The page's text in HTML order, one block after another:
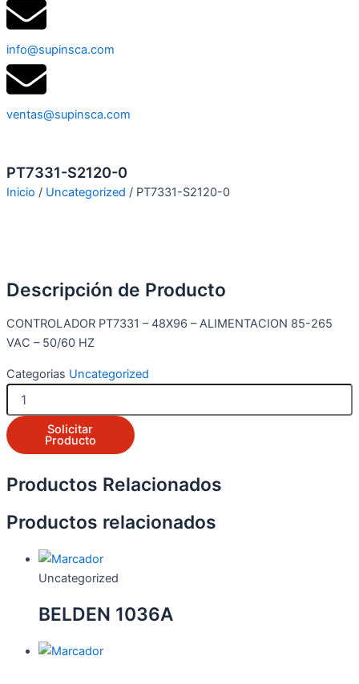
info@supinsca.com
ventas@supinsca.com
PT7331-S2120-0
Inicio / Uncategorized / PT7331-S2120-0
Descripción de Producto
CONTROLADOR PT7331 – 48X96 – ALIMENTACION 85-265
VAC – 50/60 HZ
Categorias Uncategorized
PT7331-
S2120-
0
cantidad
Solicitar
Producto
Productos Relacionados
Productos relacionados
Uncategorized
BELDEN 1036A